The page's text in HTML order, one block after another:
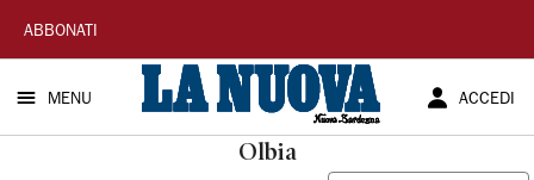
La
Nuova
Sardegna
ABBONATI
MENU ACCEDI
Olbia